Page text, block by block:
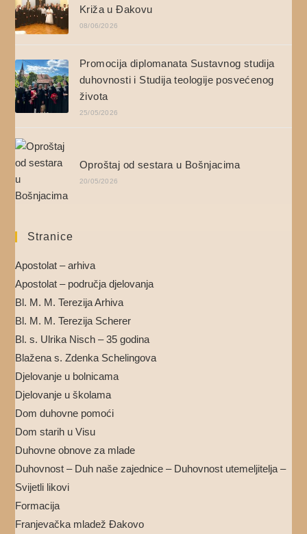
Križa u Đakovu
08/06/2026
Promocija diplomanata Sustavnog studija
duhovnosti i Studija teologije posvećenog
života
25/05/2026
Oproštaj od sestara u Bošnjacima
20/05/2026
Stranice
Apostolat – arhiva
Apostolat – područja djelovanja
Bl. M. M. Terezija Arhiva
Bl. M. M. Terezija Scherer
Bl. s. Ulrika Nisch – 35 godina
Blažena s. Zdenka Schelingova
Djelovanje u bolnicama
Djelovanje u školama
Dom duhovne pomoći
Dom starih u Visu
Duhovne obnove za mlade
Duhovnost – Duh naše zajednice – Duhovnost utemeljitelja –
Svijetli likovi
Formacija
Franjevačka mladež Đakovo